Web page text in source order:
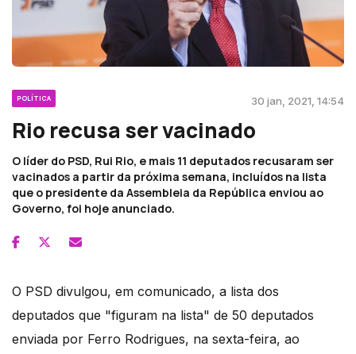
POLÍTICA 30 jan, 2021, 14:54
Rio recusa ser vacinado
O líder do PSD, Rui Rio, e mais 11 deputados recusaram ser
vacinados a partir da próxima semana, incluídos na lista
que o presidente da Assembleia da República enviou ao
Governo, foi hoje anunciado.
O PSD divulgou, em comunicado, a lista dos
deputados que "figuram na lista" de 50 deputados
enviada por Ferro Rodrigues, na sexta-feira, ao